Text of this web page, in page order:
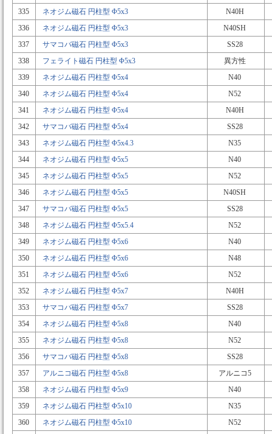
335
ネオジム磁石 円柱型 Φ5x3
N40H
336
ネオジム磁石 円柱型 Φ5x3
N40SH
337
サマコバ磁石 円柱型 Φ5x3
SS28
338
フェライト磁石 円柱型 Φ5x3
異方性
339
ネオジム磁石 円柱型 Φ5x4
N40
340
ネオジム磁石 円柱型 Φ5x4
N52
341
ネオジム磁石 円柱型 Φ5x4
N40H
342
サマコバ磁石 円柱型 Φ5x4
SS28
343
ネオジム磁石 円柱型 Φ5x4.3
N35
344
ネオジム磁石 円柱型 Φ5x5
N40
345
ネオジム磁石 円柱型 Φ5x5
N52
346
ネオジム磁石 円柱型 Φ5x5
N40SH
347
サマコバ磁石 円柱型 Φ5x5
SS28
348
ネオジム磁石 円柱型 Φ5x5.4
N52
349
ネオジム磁石 円柱型 Φ5x6
N40
350
ネオジム磁石 円柱型 Φ5x6
N48
351
ネオジム磁石 円柱型 Φ5x6
N52
352
ネオジム磁石 円柱型 Φ5x7
N40H
353
サマコバ磁石 円柱型 Φ5x7
SS28
354
ネオジム磁石 円柱型 Φ5x8
N40
355
ネオジム磁石 円柱型 Φ5x8
N52
356
サマコバ磁石 円柱型 Φ5x8
SS28
357
アルニコ磁石 円柱型 Φ5x8
アルニコ5
358
ネオジム磁石 円柱型 Φ5x9
N40
359
ネオジム磁石 円柱型 Φ5x10
N35
360
ネオジム磁石 円柱型 Φ5x10
N52